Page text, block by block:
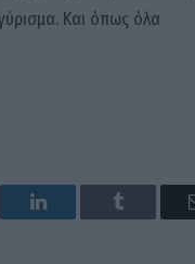
Και όπως όλα
LinkedIn Tumblr